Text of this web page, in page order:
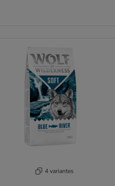
4 variantes